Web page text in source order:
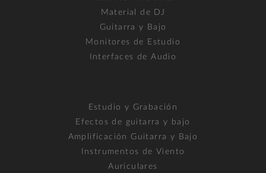
Material de DJ
Guitarra y Bajo
Monitores de Estudio
Interfaces de Audio
Estudio y Grabación
Efectos de guitarra y bajo
Amplificación Guitarra y Bajo
Instrumentos de Viento
Auriculares